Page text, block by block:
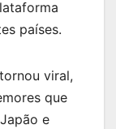
países.
viral,
que
e